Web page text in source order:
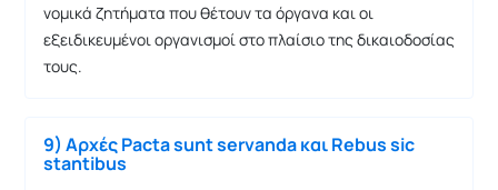
νομικά ζητήματα που θέτουν τα όργανα και οι
εξειδικευμένοι οργανισμοί στο πλαίσιο της δικαιοδοσίας
τους.
9) Αρχές Pacta sunt servanda και Rebus sic
stantibus